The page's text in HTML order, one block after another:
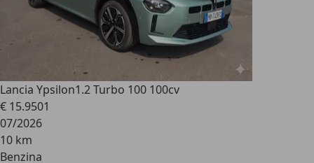
Lancia Ypsilon1.2 Turbo 100 100cv
€ 15.9501
07/2026
10 km
Benzina